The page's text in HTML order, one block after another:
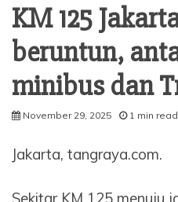
KM 125
beruntun,
minibus dan
November 29, 2025 1 min read
Jakarta, tangraya.com.
Sekitar KM 125 menuju